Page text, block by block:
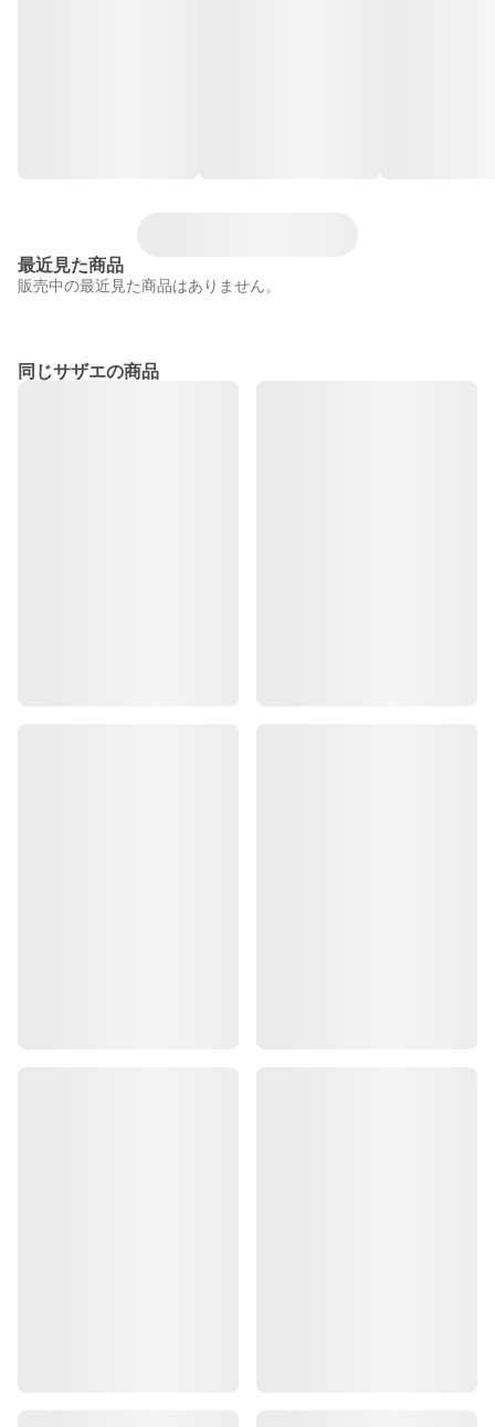
最近見た商品
販売中の最近見た商品はありません。
同じサザエの商品